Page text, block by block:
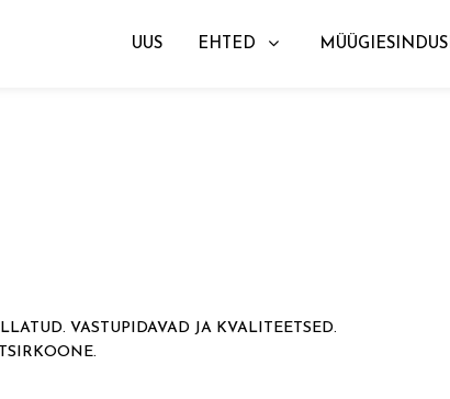
UUS EHTED
VASTUPIDAVAD JA KVALITEETSED.